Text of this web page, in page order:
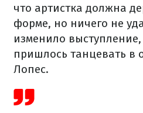
что артистка должна
форме, но ничего не
изменило
пришлось танцевать в
Лопес.